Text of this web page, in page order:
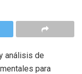
análisis de
para